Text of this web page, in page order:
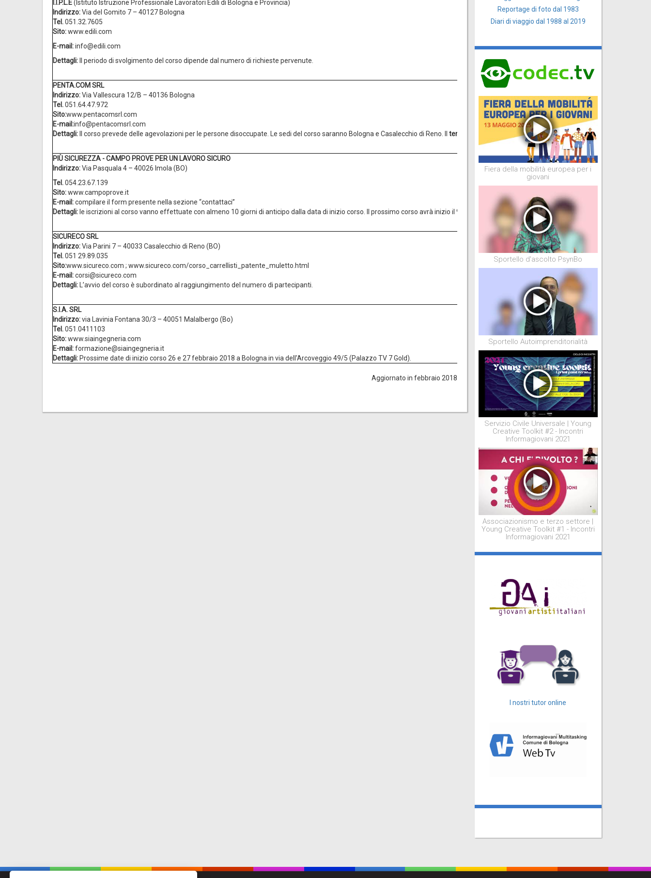
I.I.P.L.E(Istituto Istruzione Professionale Lavoratori Edili di Bologna e Provincia)
Indirizzo:Via del Gomito 7 – 40127 Bologna
Tel.051.32.7605
Sito:www.edili.com
E-mail:info@edili.com
Dettagli:Il periodo di svolgimento del corso dipende dal numero di richieste pervenute.
PENTA.COM SRL
Indirizzo:Via Vallescura 12/B – 40136 Bologna
Tel.051.64.47.972
Sito:www.pentacomsrl.com
E-mail:info@pentacomsrl.com
Dettagli:Il corso prevede delle agevolazioni per le persone disoccupate. Le sedi del corso saranno Bologna e Casalecchio di Reno. Il termine ultimo presentazione delladomanda di iscrizione
PIÙ SICUREZZA - CAMPO PROVE PER UN LAVORO SICURO
Indirizzo:Via Pasquala 4 – 40026 Imola (BO)
Tel.054.23.67.139
Sito:www.campoprove.it
E-mail:compilare il form presente nella sezione “contattaci”
Dettagli:le iscrizioni al corso vanno effettuate con almeno 10 giorni di anticipo dalla data di inizio corso. Il prossimo corso avrà inizio il 9 ottobre 2015
SICURECO SRL
Indirizzo:Via Parini 7 – 40033 Casalecchio di Reno (BO)
Tel.051 29.89.035
Sito:www.sicureco.com ; www.sicureco.com/corso_carrellisti_patente_muletto.html
E-mail:corsi@sicureco.com
Dettagli:L’avvio del corso è subordinato al raggiungimento del numero di partecipanti.
S.I.A. SRL
Indirizzo:via Lavinia Fontana 30/3 – 40051 Malalbergo (Bo)
Tel.051.0411103
Sito:www.siaingegneria.com
E-mail:formazione@siaingegneria.it
Dettagli:Prossime date di inizio corso 26 e 27 febbraio 2018 a Bologna in via dell'Arcoveggio 49/5 (Palazzo TV 7 Gold).
Aggiornato in febbraio 2018
Reportage di foto dal 1983
Diari di viaggio dal 1988 al 2019
Fiera della mobilità europea per i
giovani
Sportello d'ascolto PsynBo
Sportello Autoimprenditorialità
Servizio Civile Universale | Young
Creative Toolkit #2 - Incontri
Informagiovani 2021
Associazionismo e terzo settore |
Young Creative Toolkit #1 - Incontri
Informagiovani 2021
I nostri tutor online